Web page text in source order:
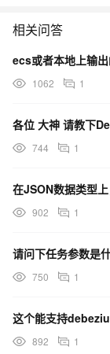
相关问答
1062 1
744 1
在JSON数据类型
902 1
请问下任务参数是
750 1
这个能支持
892 1